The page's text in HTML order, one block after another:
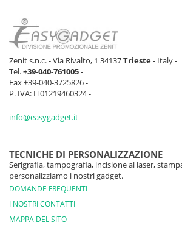
Zenit s.n.c. - Via Rivalto, 1 34137Trieste- Italy -
Tel.+39-040-761005-
Fax +39-040-3725826 -
P. IVA: IT01219460324 -
info@easygadget.it
TECNICHE DI PERSONALIZZAZIONE
Serigrafia, tampografia, incisione al laser,
personalizziamo i nostri gadget.
DOMANDE FREQUENTI
I NOSTRI CONTATTI
MAPPA DEL SITO